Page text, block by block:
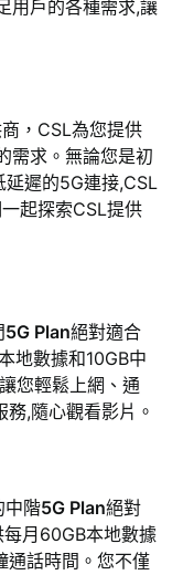
用戶的各種需求,讓
，CSL為您提供
需求。無論您是初
遲的5G連接,CSL
起探索CSL提供
5G Plan絕對適合
地數據和10GB中
您輕鬆上網、通
,隨心觀看影片。
中階5G Plan絕對
月60GB本地數據
通話時間。您不僅